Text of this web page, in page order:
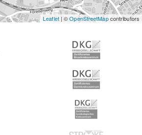
Leaflet| ©OpenStreetMapcontributors